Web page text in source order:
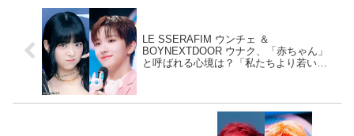
LE SSERAFIM ウンチェ ＆
BOYNEXTDOOR ウナク、「赤ちゃん」
と呼ばれる心境は？「私たちより若い子